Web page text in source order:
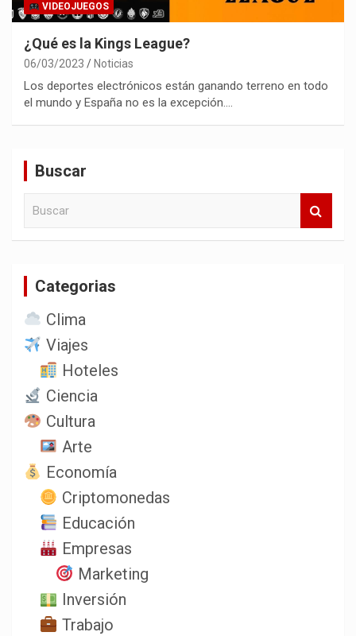
VIDEOJUEGOS
¿Qué es la Kings League?
06/03/2023 Noticias
Los deportes electrónicos están ganando terreno en todo
el mundo y España no es la excepción.…
Buscar
Categorias
Clima
Viajes
Hoteles
Ciencia
Cultura
Arte
Economía
Criptomonedas
Educación
Empresas
Marketing
Inversión
Trabajo